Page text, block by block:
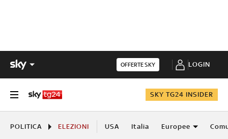
OFFERTE SKY LOGIN
SKY TG24 INSIDER
POLITICA ELEZIONI USA Italia Europee